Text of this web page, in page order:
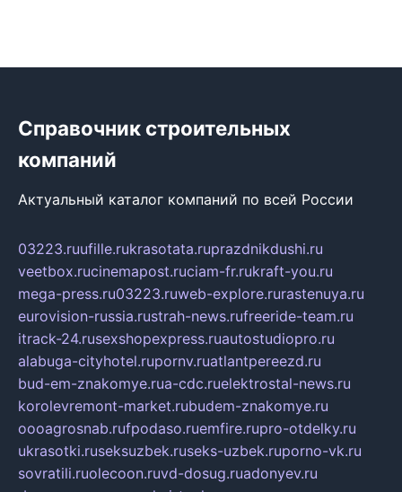
Справочник строительных
компаний
Актуальный каталог компаний по всей России
03223.ruufille.rukrasotata.ruprazdnikdushi.ru
veetbox.rucinemapost.ruciam-fr.rukraft-you.ru
mega-press.ru03223.ruweb-explore.rurastenuya.ru
eurovision-russia.rustrah-news.rufreeride-team.ru
itrack-24.rusexshopexpress.ruautostudiopro.ru
alabuga-cityhotel.rupornv.ruatlantpereezd.ru
bud-em-znakomye.rua-cdc.ruelektrostal-news.ru
korolevremont-market.rubudem-znakomye.ru
oooagrosnab.rufpodaso.ruemfire.rupro-otdelky.ru
ukrasotki.ruseksuzbek.ruseks-uzbek.ruporno-vk.ru
sovratili.ruolecoon.ruvd-dosug.ruadonyev.ru